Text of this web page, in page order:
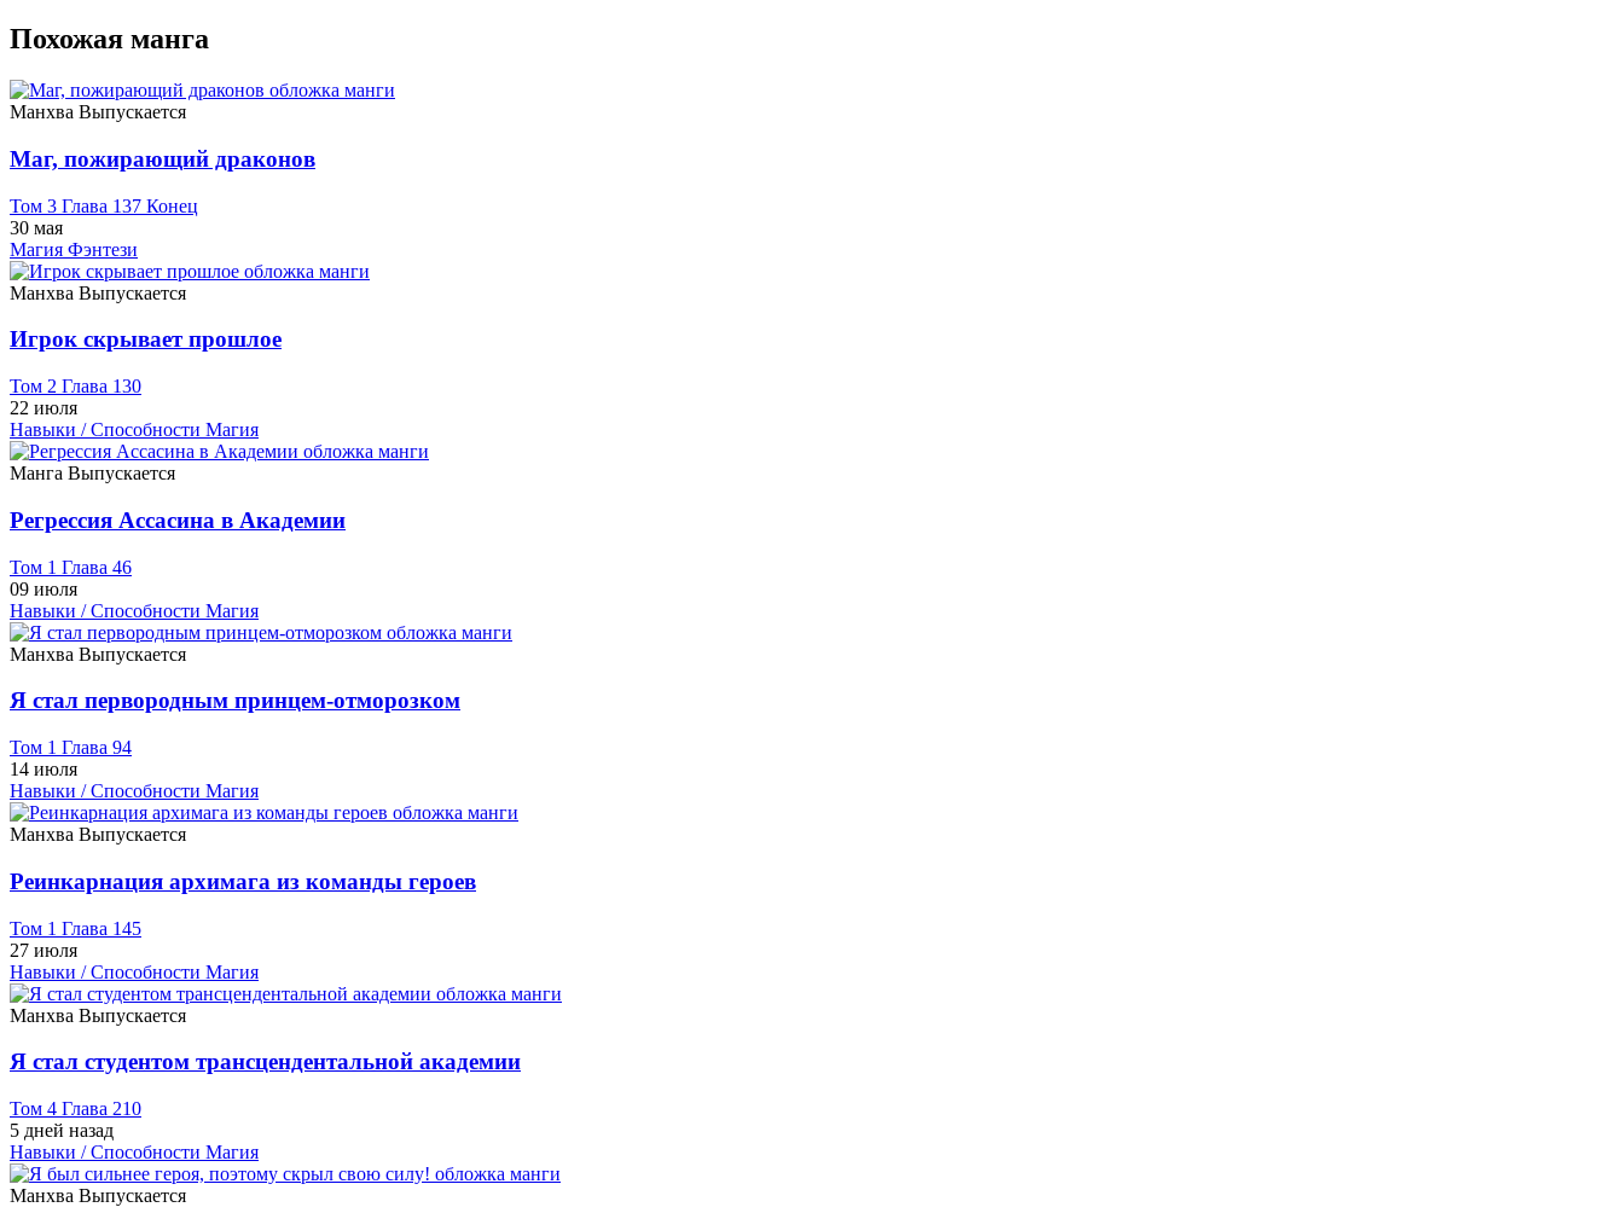
Похожая манга
Манхва Выпускается
Маг, пожирающий драконов
Том 3 Глава 137 Конец
30 мая
Магия Фэнтези
Манхва Выпускается
Игрок скрывает прошлое
Том 2 Глава 130
22 июля
Навыки / Способности Магия
Манга Выпускается
Регрессия Ассасина в Академии
Том 1 Глава 46
09 июля
Навыки / Способности Магия
Манхва Выпускается
Я стал первородным принцем-отморозком
Том 1 Глава 94
14 июля
Навыки / Способности Магия
Манхва Выпускается
Реинкарнация архимага из команды героев
Том 1 Глава 145
27 июля
Навыки / Способности Магия
Манхва Выпускается
Я стал студентом трансцендентальной академии
Том 4 Глава 210
5 дней назад
Навыки / Способности Магия
Манхва Выпускается